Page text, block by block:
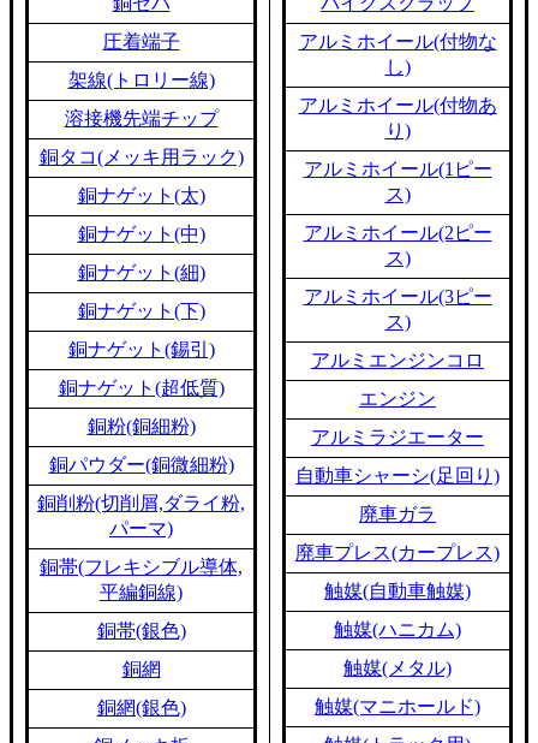
圧着端子
架線(トロリー線)
溶接機先端チップ
銅タコ(メッキ用ラック)
銅ナゲット(太)
銅ナゲット(中)
銅ナゲット(細)
銅ナゲット(下)
銅ナゲット(錫引)
銅ナゲット(超低質)
銅粉(銅細粉)
銅パウダー(銅微細粉)
銅削粉(切削屑,ダライ粉,
パーマ)
銅帯(フレキシブル導体,
平編銅線)
銅帯(銀色)
銅網
銅網(銀色)
アルミホイール(付物な
し)
アルミホイール(付物あ
り)
アルミホイール(1ピー
ス)
アルミホイール(2ピー
ス)
アルミホイール(3ピー
ス)
アルミエンジンコロ
エンジン
アルミラジエーター
自動車シャーシ(足回り)
廃車ガラ
廃車プレス(カープレス)
触媒(自動車触媒)
触媒(ハニカム)
触媒(メタル)
触媒(マニホールド)